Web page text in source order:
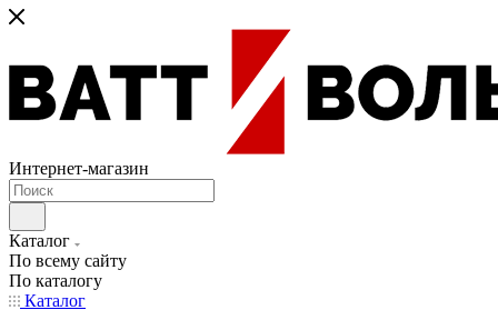
Интернет-магазин
Каталог
По всему сайту
По каталогу
Каталог